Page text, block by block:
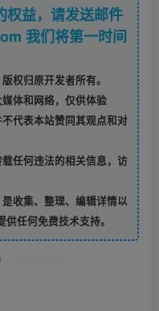
权益，请发送邮件
我们将第一时间
权归原开发者所有。
体和网络，仅供体验
代表本站赞同其观点和对
任何违法的相关信息，访
收集、整理、编辑详情以
任何免费技术支持。